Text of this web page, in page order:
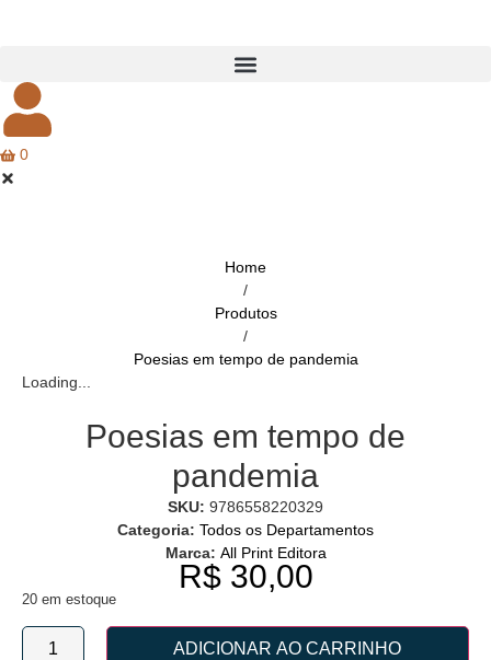
0
Home
/
Produtos
/
Poesias em tempo de pandemia
Loading...
Poesias em tempo de
pandemia
SKU: 9786558220329
Categoria: Todos os Departamentos
Marca: All Print Editora
R$30,00
20 em estoque
ADICIONAR AO CARRINHO